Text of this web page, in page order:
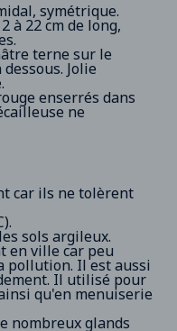
symétrique.
à 22 cm de long,
terne sur le
Jolie
enserrés dans
ne
car ils ne tolèrent
sols argileux.
en ville car peu
pollution. Il est aussi
Il utilisé pour
qu'en menuiserie
nombreux glands